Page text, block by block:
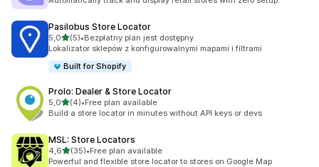
Pasilobus Store Locator
5,0na 5 gwiazdek
(5)
Łączna liczba recenzji: 5
•Bezpłatny plan jest dostępny
Lokalizator sklepów z konfigurowalnymi mapami i filtrami
Built for Shopify
Prolo: Dealer & Store Locator
5,0na 5 gwiazdek
(4)
Łączna liczba recenzji: 4
•Free plan available
Build a store locator in minutes without API keys or devs
MSL: Store Locators
4,6na 5 gwiazdek
(35)
Łączna liczba recenzji: 35
•Free plan available
Powerful and flexible store locator to stores on Google Map